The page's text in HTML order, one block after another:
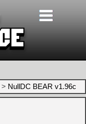
> NullDC BEAR v1.96c